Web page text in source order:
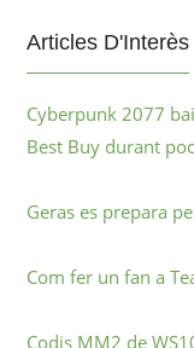
Articles D'Interès
Cyberpunk 2077
Best Buy durant
Geras es prepara
Com fer un fan a
Codis MM2 de